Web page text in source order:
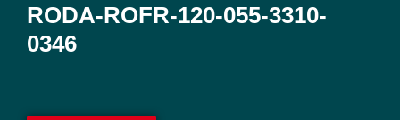
RODA-ROFR-120-055-3310-
0346